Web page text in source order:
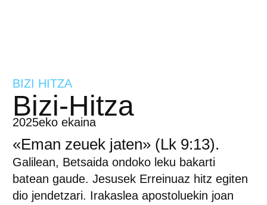
Bizi-Hitza
2025eko ekaina
«Eman zeuek jaten» (Lk 9:13).
Galilean, Betsaida ondoko leku bakarti
batean gaude. Jesusek Erreinuaz hitz egiten
dio jendetzari. Irakaslea apostoluekin joan
BIZI HITZA